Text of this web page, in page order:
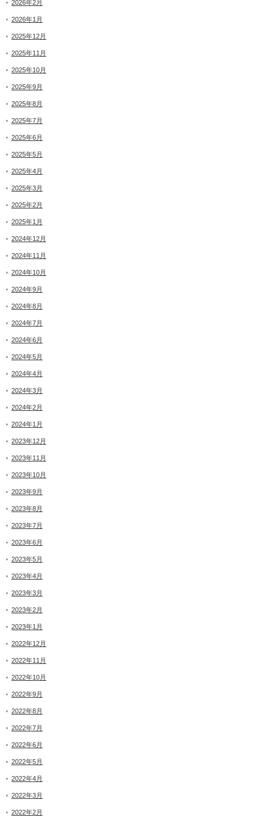
2026年2月
2026年1月
2025年12月
2025年11月
2025年10月
2025年9月
2025年8月
2025年7月
2025年6月
2025年5月
2025年4月
2025年3月
2025年2月
2025年1月
2024年12月
2024年11月
2024年10月
2024年9月
2024年8月
2024年7月
2024年6月
2024年5月
2024年4月
2024年3月
2024年2月
2024年1月
2023年12月
2023年11月
2023年10月
2023年9月
2023年8月
2023年7月
2023年6月
2023年5月
2023年4月
2023年3月
2023年2月
2023年1月
2022年12月
2022年11月
2022年10月
2022年9月
2022年8月
2022年7月
2022年6月
2022年5月
2022年4月
2022年3月
2022年2月